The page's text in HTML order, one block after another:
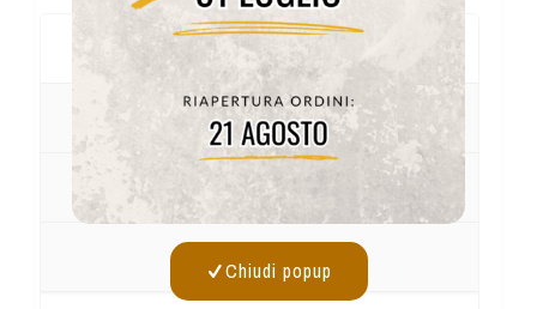
Composizione
Conservazione
Dosaggi
Info Utili
Chiudi popup